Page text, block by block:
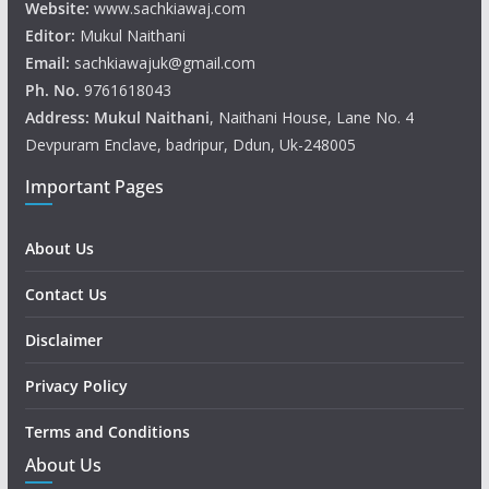
Website: www.sachkiawaj.com
Editor: Mukul Naithani
Email: sachkiawajuk@gmail.com
Ph. No. 9761618043
Address: Mukul Naithani, Naithani House, Lane No. 4
Devpuram Enclave, badripur, Ddun, Uk-248005
Important Pages
About Us
Contact Us
Disclaimer
Privacy Policy
Terms and Conditions
About Us